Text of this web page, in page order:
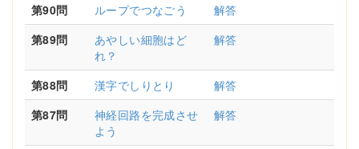
第90問
ループでつなごう
解答
第89問
あやしい細胞はど
れ？
解答
第88問 漢字でしりとり
解答
第87問
神経回路を完成させ
よう
解答